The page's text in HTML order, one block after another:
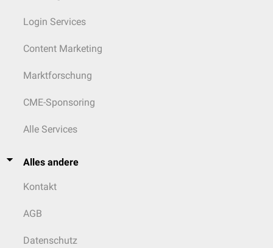
Login Services
Content Marketing
Marktforschung
CME-Sponsoring
Alle Services
Alles andere
Kontakt
AGB
Datenschutz